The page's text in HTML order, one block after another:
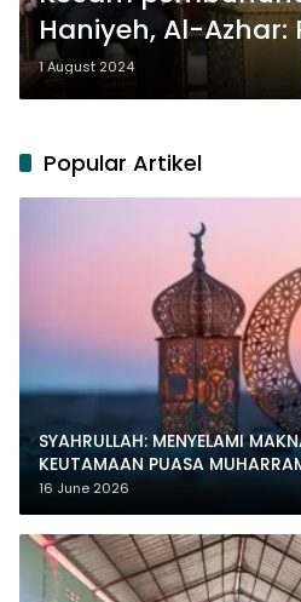
Haniyeh, Al-
rakyat Palestina
1 August 2024
Popular Artikel
SYAHRULLAH: MENYELAMI
KEUTAMAAN PUASA
16 June 2026